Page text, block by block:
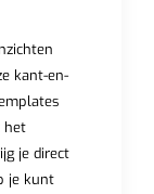
kant-en-
het
je direct
je kunt